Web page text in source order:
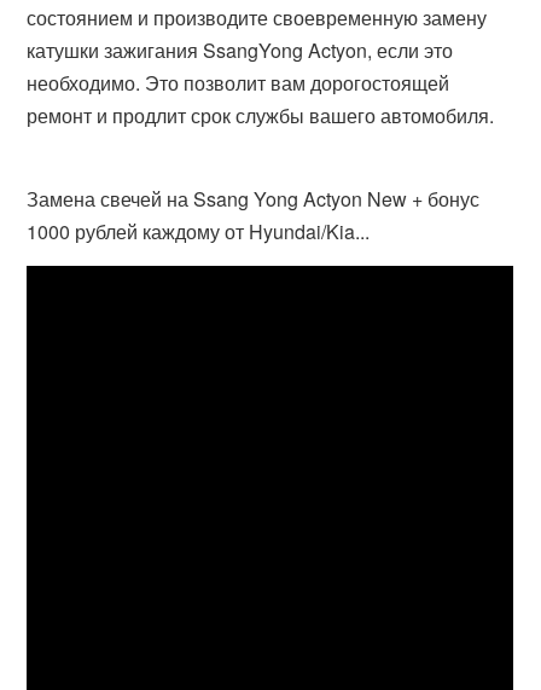
состоянием и производите своевременную замену
катушки зажигания SsangYong Actyon, если это
необходимо. Это позволит вам дорогостоящей
ремонт и продлит срок службы вашего автомобиля.
Замена свечей на Ssang Yong Actyon New + бонус
1000 рублей каждому от Hyundai/Kia...